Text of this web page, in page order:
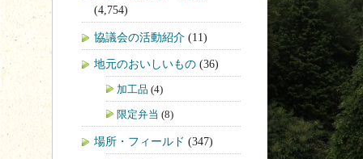
(4,754)
協議会の活動紹介 (11)
地元のおいしいもの (36)
加工品 (4)
限定弁当 (8)
場所・フィールド (347)